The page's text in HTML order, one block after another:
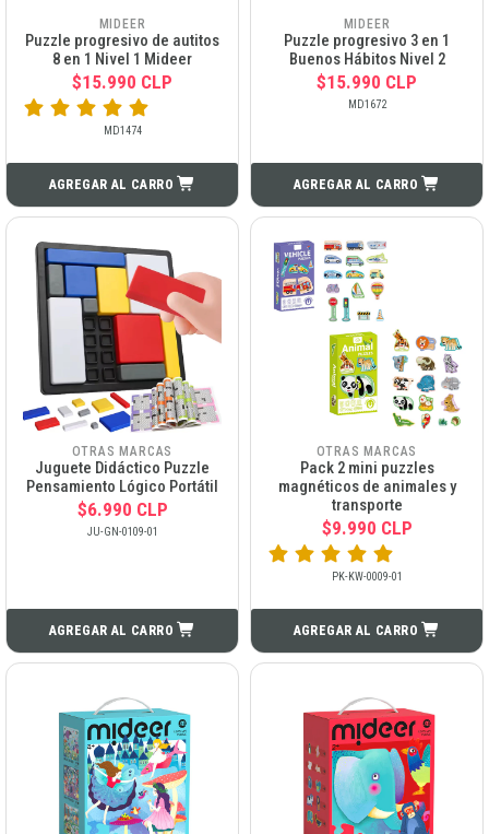
MIDEER
Puzzle progresivo de autitos
8 en 1 Nivel 1 Mideer
$15.990 CLP
MD1474
AGREGAR AL CARRO
MIDEER
Puzzle progresivo 3 en 1
Buenos Hábitos Nivel 2
$15.990 CLP
MD1672
AGREGAR AL CARRO
OTRAS MARCAS
Juguete Didáctico Puzzle
Pensamiento Lógico Portátil
$6.990 CLP
JU-GN-0109-01
AGREGAR AL CARRO
OTRAS MARCAS
Pack 2 mini puzzles
magnéticos de animales y
transporte
$9.990 CLP
PK-KW-0009-01
AGREGAR AL CARRO